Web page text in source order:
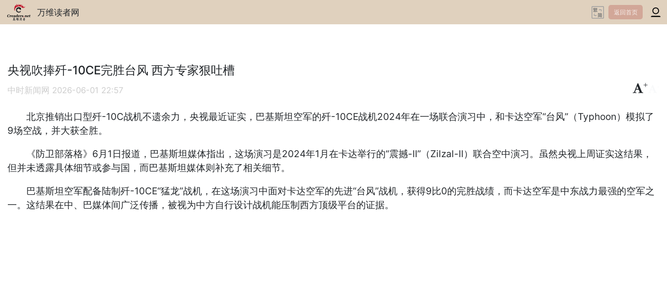
万维读者网 返回首页
央视吹捧歼-10CE完胜台风 西方专家狠吐槽
中时新闻网 2026-06-01 22:57
+
北京推销出口型歼-10C战机不遗余力，央视最近证实，巴基斯坦空军的歼-10CE战机2024年在一场联合演习中，和卡达空军“台风”（Typhoon）模拟了
9场空战，并大获全胜。
《防卫部落格》6月1日报道，巴基斯坦媒体指出，这场演习是2024年1月在卡达举行的“震撼-II”（Zilzal-II）联合空中演习。虽然央视上周证实这结果，
但并未透露具体细节或参与国，而巴基斯坦媒体则补充了相关细节。
巴基斯坦空军配备陆制歼-10CE“猛龙”战机，在这场演习中面对卡达空军的先进“台风”战机，获得9比0的完胜战绩，而卡达空军是中东战力最强的空军之
一。这结果在中、巴媒体间广泛传播，被视为中方自行设计战机能压制西方顶级平台的证据。